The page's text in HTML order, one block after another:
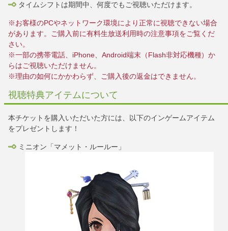
タイムシフトは期間中、何度でもご視聴いただけます。
※お客様のPCやネットワーク環境により正常に視聴できない場合
があります。ご購入前に有料生放送利用時の注意事項をご覧くだ
さい。
※一部の携帯電話、iPhone、Android端末（Flash非対応機種）か
らはご視聴いただけません。
※理由の如何にかかわらず、ご購入後の返金はできません。
視聴特典アイテムについて
本チケットを購入いただいた方には、以下のインゲームアイテム
をプレゼントします！
ミニオン「マメット・ルールー」